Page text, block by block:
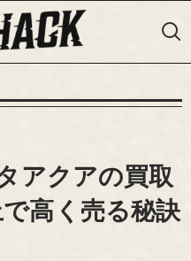
アクアの買取
高く売る秘訣